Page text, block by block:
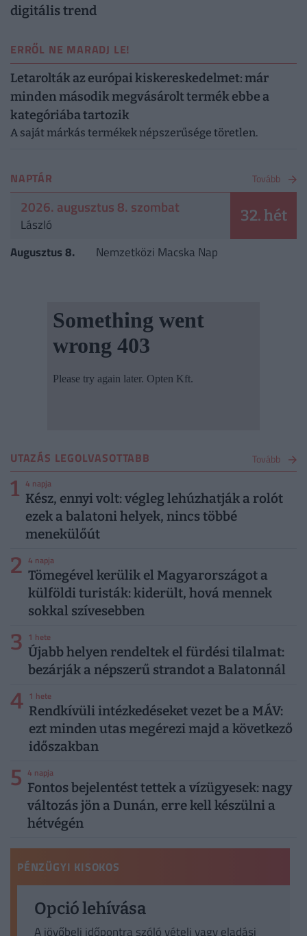
digitális trend
ERRŐL NE MARADJ LE!
Letarolták az európai kiskereskedelmet: már
minden második megvásárolt termék ebbe a
kategóriába tartozik
A saját márkás termékek népszerűsége töretlen.
NAPTÁR Tovább
2026. augusztus 8. szombat
László 32. hét
Augusztus 8. Nemzetközi Macska Nap
UTAZÁS LEGOLVASOTTABB Tovább
1 4 napja
Kész, ennyi volt: végleg lehúzhatják a rolót
ezek a balatoni helyek, nincs többé
menekülőút
2 4 napja
Tömegével kerülik el Magyarországot a
külföldi turisták: kiderült, hová mennek
sokkal szívesebben
3 1 hete
Újabb helyen rendeltek el fürdési tilalmat:
bezárják a népszerű strandot a Balatonnál
4 1 hete
Rendkívüli intézkedéseket vezet be a MÁV:
ezt minden utas megérezi majd a következő
időszakban
5 4 napja
Fontos bejelentést tettek a vízügyesek: nagy
változás jön a Dunán, erre kell készülni a
hétvégén
PÉNZÜGYI KISOKOS
Opció lehívása
A jövőbeli időpontra szóló vételi vagy eladási